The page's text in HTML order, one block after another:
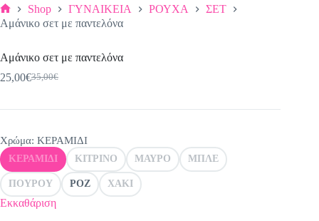
Αρχική
σελίδα
Shop ΓΥΝΑΙΚΕΙΑ ΡΟΥΧΑ
ΣΕΤ
Αμάνικο σετ με παντελόνα
Αμάνικο σετ με παντελόνα
35,00€
Original
was:
25,00€Η
τιμή
Χρώμα: ΚΕΡΑΜΙΔΙ
ΚΕΡΑΜΙΔΙ ΚΙΤΡΙΝΟ ΜΑΥΡΟ ΜΠΛΕ
ΠΟΥΡΟΥ ΡΟΖ ΧΑΚΙ
Εκκαθάριση